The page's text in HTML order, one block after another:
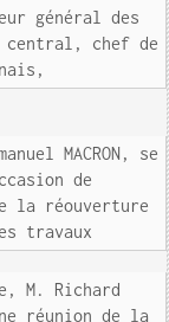
général des
central, chef de
MACRON, se
de
la réouverture
travaux
M. Richard
réunion de la